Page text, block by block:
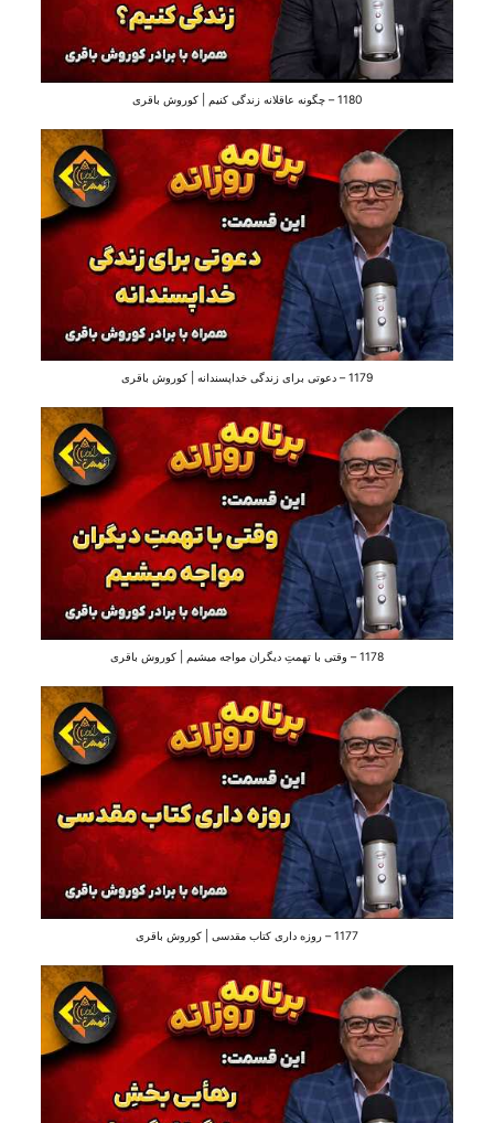
1180 – چگونه عاقلانه زندگی کنیم | کوروش باقری
1179 – دعوتی برای زندگی خداپسندانه | کوروش باقری
1178 – وقتی با تهمتِ دیگران مواجه میشیم | کوروش باقری
1177 – روزه داری کتاب مقدسی | کوروش باقری